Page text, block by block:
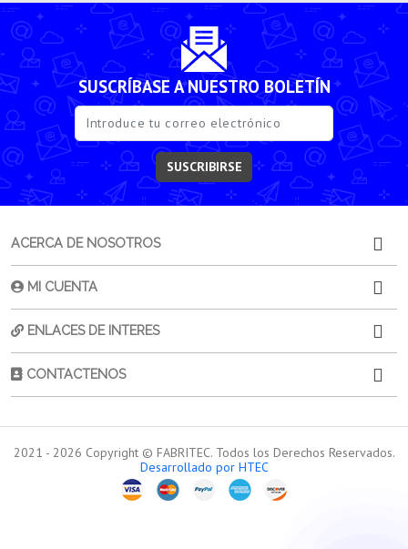
SUSCRÍBASE A NUESTRO BOLETÍN
SUSCRIBIRSE
ACERCA DE NOSOTROS
MI CUENTA
ENLACES DE INTERES
CONTACTENOS
2021 - 2026 Copyright © FABRITEC. Todos los Derechos Reservados.
Desarrollado por HTEC